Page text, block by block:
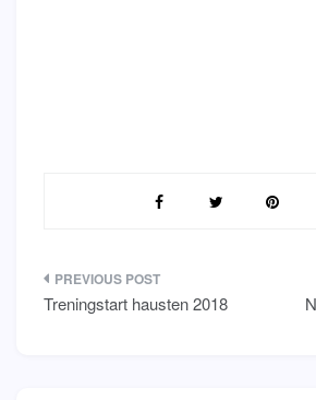
Innleggsnavigering
Treningstart hausten 2018